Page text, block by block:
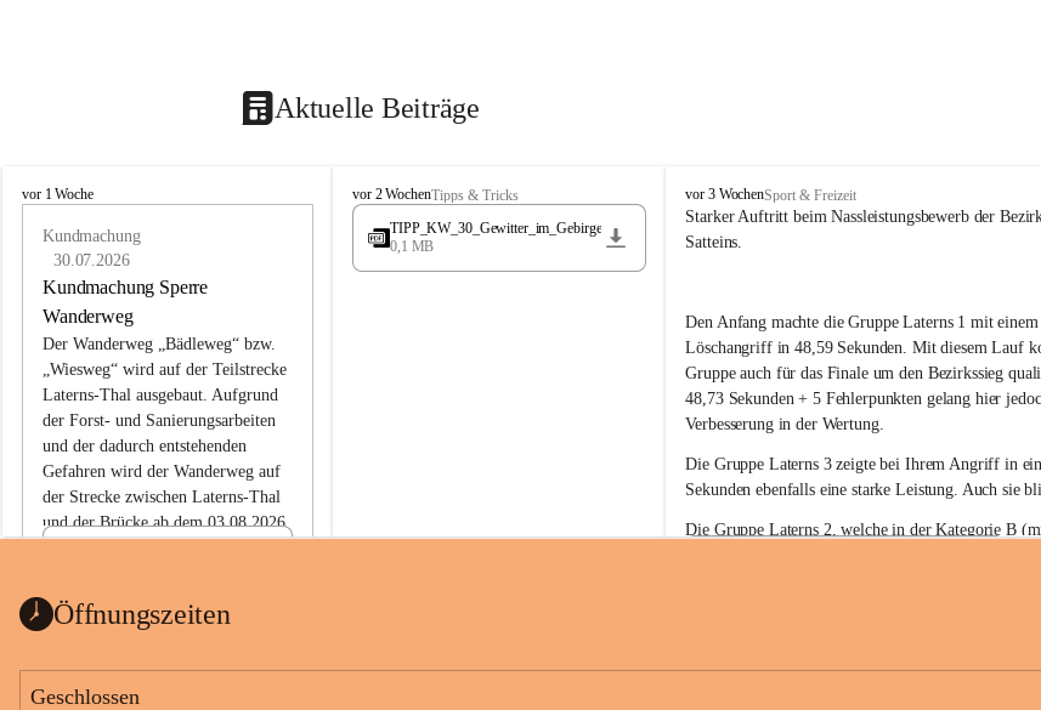
Aktuelle Beiträge
L
vor 1 Woche
Kundmachung
30.07.2026
Kundmachung Sperre
Wanderweg
Der Wanderweg „Bädleweg“ bzw.
„Wiesweg“ wird auf der Teilstrecke
Laterns-Thal ausgebaut. Aufgrund
der Forst- und Sanierungsarbeiten
und der dadurch entstehenden
Gefahren wird der Wanderweg auf
der Strecke zwischen Laterns-Thal
und der Brücke ab dem 03.08.2026
ht
1 Seite•0,1 MB
L
a
e
vor 2 WochenTipps & Tricks
TIPP_KW_30_Gewitter_im_Gebirge
0,1 MB
F
r
e
l
l
i
g
e
F
e
u
e
r
w
t
vor 3 WochenSport & Freizeit
Starker Auftritt beim Nassleistungsbewerb der
Satteins.
Den Anfang machte die Gruppe Laterns 1 mit
Löschangriff in 48,59 Sekunden. Mit diesem Lauf
Gruppe auch für das Finale um den Bezirkssieg
48,73 Sekunden + 5 Fehlerpunkten gelang hier
Verbesserung in der Wertung.
Die Gruppe Laterns 3 zeigte bei Ihrem Angriff in
Sekunden ebenfalls eine starke Leistung. Auch sie
Die Gruppe Laterns 2, welche in der Kategorie B
Öffnungszeiten
Geschlossen